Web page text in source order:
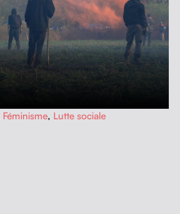
Féminisme, Lutte sociale